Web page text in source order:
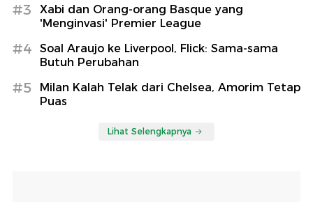
#3
Xabi dan Orang-orang Basque yang
'Menginvasi' Premier League
#4
Soal Araujo ke Liverpool, Flick: Sama-sama
Butuh Perubahan
#5
Milan Kalah Telak dari Chelsea, Amorim Tetap
Puas
Lihat Selengkapnya